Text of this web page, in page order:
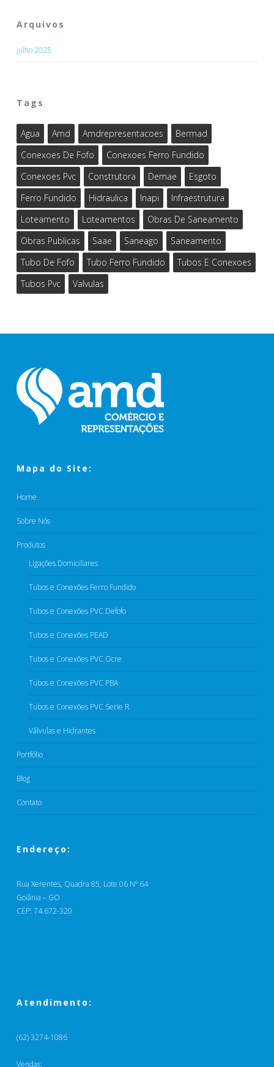
Arquivos
julho 2025
Tags
Agua Amd Amdrepresentacoes
Bermad
Conexoes De Fofo
Conexoes Ferro Fundido
Conexoes Pvc
Construtora Demae
Esgoto
Ferro Fundido
Hidraulica Inapi
Infraestrutura
Loteamento
Loteamentos
Obras De Saneamento
Obras Publicas
Saae Saneago
Saneamento
Tubo De Fofo
Tubo Ferro Fundido
Tubos E Conexoes
Tubos Pvc
Valvulas
Mapa do Site:
Home
Sobre Nós
Produtos
Ligações Domiciliares
Tubos e Conexões Ferro Fundido
Tubos e Conexões PVC Defofo​
Tubos e Conexões PEAD​
Tubos e Conexões PVC Ocre​
Tubos e Conexões PVC PBA
Tubos e Conexões PVC Serie R​
Válvulas e Hidrantes​
Portfólio
Blog
Contato
Endereço:
Rua Xerentes, Quadra 85, Lote 06 Nº 64
Goiânia – GO
CEP: 74.672-320
Atendimento:
(62) 3274-1086
Vendas: